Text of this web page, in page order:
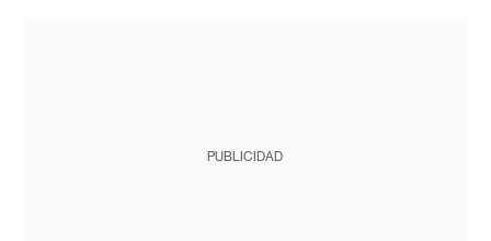
PUBLICIDAD